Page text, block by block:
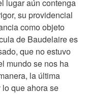
lugar aún contenga
su providencial
como objeto
de Baudelaire es
que no estuvo
mundo se nos ha
la última
que ahora se